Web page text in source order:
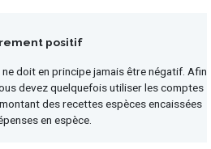
positif
doit en principe jamais être négatif. Afin
devez quelquefois utiliser les comptes
des recettes espèces encaissées
en espèce.